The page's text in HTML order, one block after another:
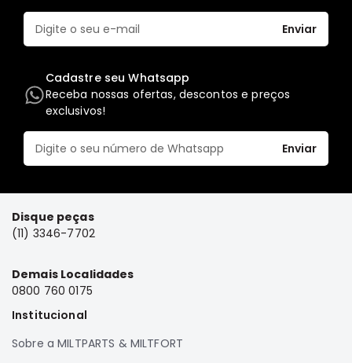
FAMA
WILLTEC
Triton
e
Dakar
Pajero
TR4
e
Pajero
e
Full
L200
GL,
GLS
Enviar
Cadastre seu Whatsapp
Receba nossas ofertas, descontos e preços
exclusivos!
Enviar
Disque peças
(11) 3346-7702
Demais Localidades
0800 760 0175
Institucional
Sobre a MILTPARTS & MILTFORT